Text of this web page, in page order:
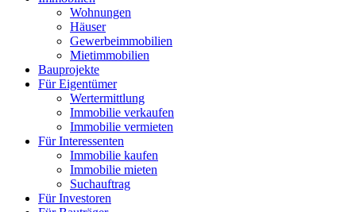
Wohnungen
Häuser
Gewerbeimmobilien
Mietimmobilien
Bauprojekte
Für Eigentümer
Wertermittlung
Immobilie verkaufen
Immobilie vermieten
Für Interessenten
Immobilie kaufen
Immobilie mieten
Suchauftrag
Für Investoren